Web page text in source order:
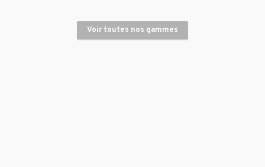
Rouleau tandem Compacteur 1,20 m - 2,7 T
Voir toutes nos gammes